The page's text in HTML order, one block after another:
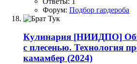
Форум: Подбор гардероба
Кулинария [НИИДПО]
с плесенью. Технология
камамбер (2024)